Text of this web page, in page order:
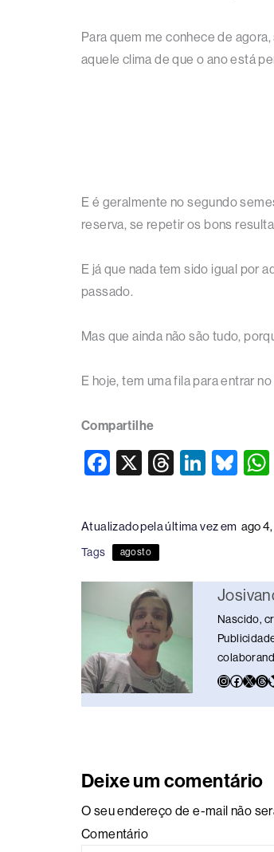
Para quem me conhece de
aquele clima de que o ano está
E é geralmente no segundo
reserva, se repetir os bons
E já que nada tem sido igual por
passado.
Mas que ainda não são tudo,
E hoje, tem uma fila para entrar
Compartilhe
F
e
b
o
o
X
T
a
s
Li
e
n
Bl
sk
Atualizado pela última vez em ago
Tags agosto
Nascido,
Deixe um comentário
O seu endereço de e-mail não
Comentário